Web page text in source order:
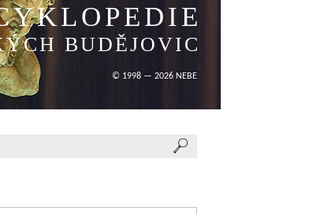
BUDĚJOVIC
© 1998 — 2026 NEBE